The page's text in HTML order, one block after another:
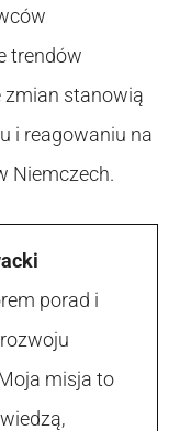
trendów
zmian stanowią
i reagowaniu na
Niemczech.
porad i
misja to